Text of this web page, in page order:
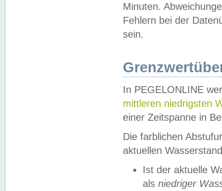
Minuten.
Fehlern bei der
sein.
In PEGELONLINE
mittleren niedrigsten
einer Zeitspanne in
Die farblichen
aktuellen
Ist der aktuelle
als niedriger